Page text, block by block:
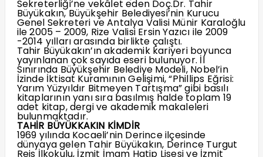
Sekreterliği’ne vekâlet eden Doç.Dr. Tahir
Büyükakın, Büyükşehir Belediyesi’nin Kurucu
Genel Sekreteri ve Antalya Valisi Münir Karaloğlu
ile 2005 – 2009, Rize Valisi Ersin Yazıcı ile 2009
-2014 yılları arasında birlikte çalıştı.
Tahir Büyükakın’ın akademik kariyeri boyunca
yayınlanan çok sayıda eseri bulunuyor. İl
Sınırında Büyükşehir Belediye Modeli, Nobel’in
İzinde İktisat Kuramının Gelişimi, “Phillips Eğrisi:
Yarım Yüzyıldır Bitmeyen Tartışma” gibi basılı
kitaplarının yanı sıra basılmış halde toplam 19
adet kitap, dergi ve akademik makaleleri
bulunmaktadır.
TAHİR BÜYÜKKAKIN KİMDİR
1969 yılında Kocaeli’nin Derince ilçesinde
dünyaya gelen Tahir Büyükakın, Derince Turgut
Reis İlkokulu, İzmit İmam Hatip Lisesi ve İzmit